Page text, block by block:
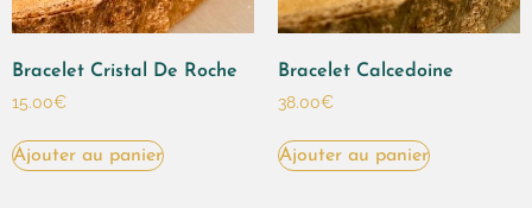
Bracelet Cristal De Roche
15.00€
Ajouter au panier
Bracelet Calcedoine
38.00€
Ajouter au panier